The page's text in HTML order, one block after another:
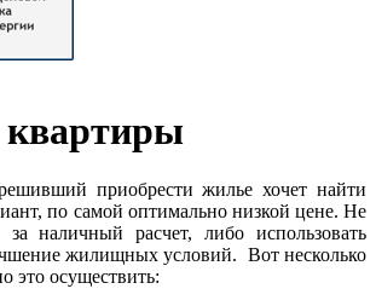
приобрести жилье хочет найти
по самой оптимально низкой цене. Не
наличный расчет, либо использовать
жилищных условий. Вот несколько
это осуществить: